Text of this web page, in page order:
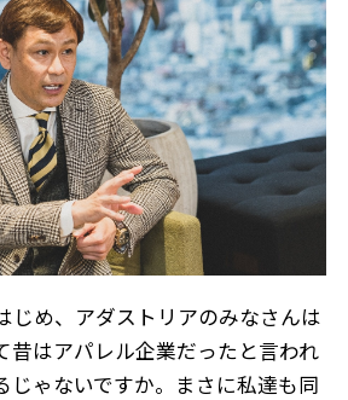
じめ、アダストリアのみなさんは
昔はアパレル企業だったと言われ
じゃないですか。まさに私達も同